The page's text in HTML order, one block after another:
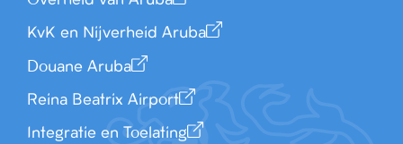
KvK en Nijverheid Aruba
Douane Aruba
Reina Beatrix Airport
Integratie en Toelating